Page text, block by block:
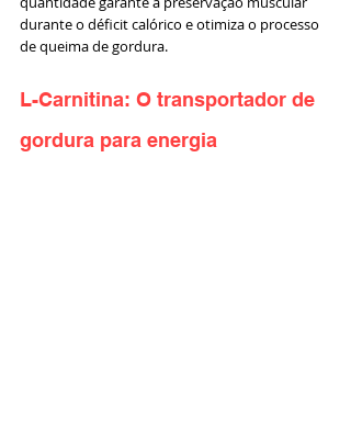
durante o déficit calórico e otimiza o processo
de queima de gordura.
L-Carnitina: O transportador de
gordura para energia